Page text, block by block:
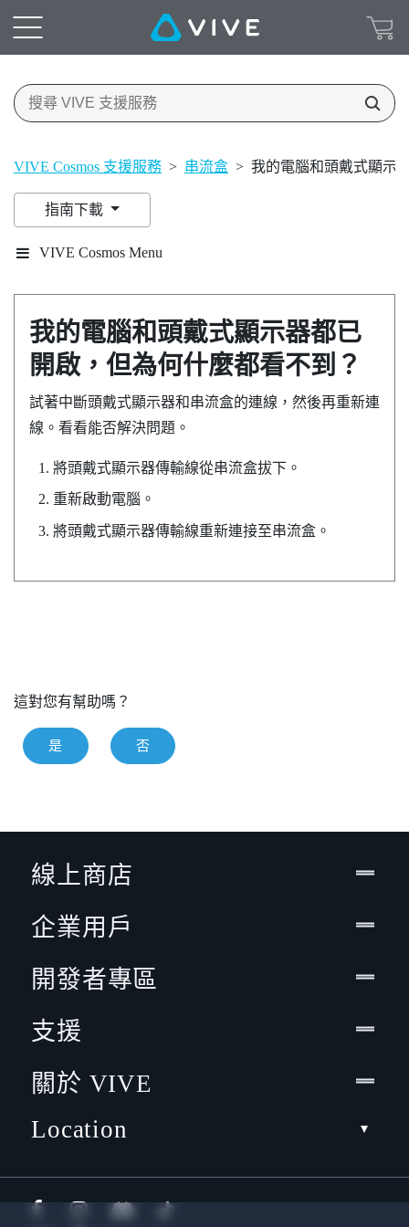
VIVE Cosmos 支援服務 > 串流盒 > 我的電腦和頭戴式顯示
指南下載
VIVE Cosmos Menu
我的電腦和頭戴式顯示器都已
開啟，但為何什麼都看不到？
試著中斷頭戴式顯示器和串流盒的連線，然後再重新連
線。看看能否解決問題。
將頭戴式顯示器傳輸線從串流盒拔下。
重新啟動電腦。
將頭戴式顯示器傳輸線重新連接至串流盒。
這對您有幫助嗎？
是 否
線上商店
企業用戶
開發者專區
支援
關於 VIVE
Location